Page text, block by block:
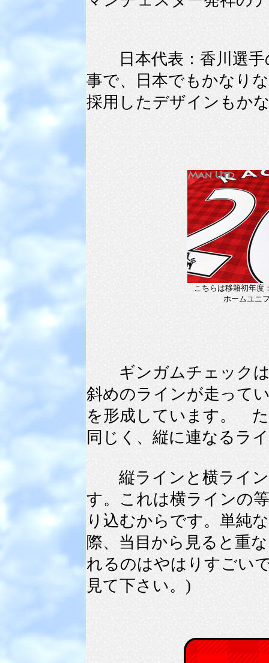
日本代表：香川選手
事で、日本でもかなり
採用したデザインもか
こちらは移籍初年度
ホームユニ
ギンガムチェックは
斜めのラインが走って
を形成しています。
同じく、縦に連なるラ
縦ラインと横ライン
す。これは横ラインの
り込むからです。単純
際、当目から見ると重
れるのはやはりすごい
見て下さい。)